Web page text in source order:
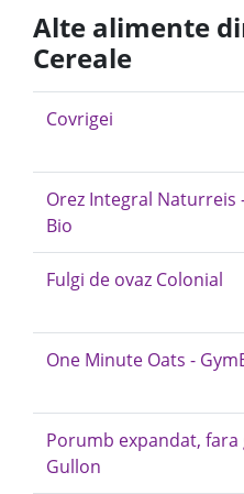
Alte alimente
Cereale
Covrigei
Orez Integral Naturreis
Bio
Fulgi de ovaz Colonial
One Minute Oats -
Porumb expandat, fara
Gullon